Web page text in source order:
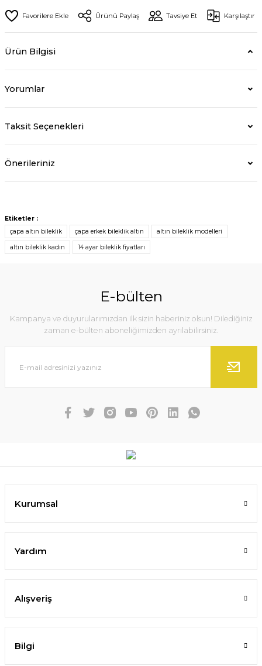
Ürünü Paylaş Tavsiye Et Karşılaştır
Ürün Bilgisi
Yorumlar
Taksit Seçenekleri
Önerileriniz
Etiketler :
çapa altın bileklik
çapa erkek bileklik altın altın bileklik modelleri
altın bileklik kadın 14 ayar bileklik fiyatları
E-bülten
Kampanya ve duyurularımızdan ilk sizin haberiniz olsun! Dilediğiniz
zaman e-bülten aboneliğimizden ayrılabilirsiniz.
Kurumsal
Yardım
Alışveriş
Bilgi